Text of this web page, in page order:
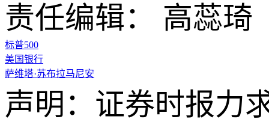
责任编辑： 高蕊琦
标普500
美国银行
萨维塔·苏布拉马尼安
声明：证券时报力